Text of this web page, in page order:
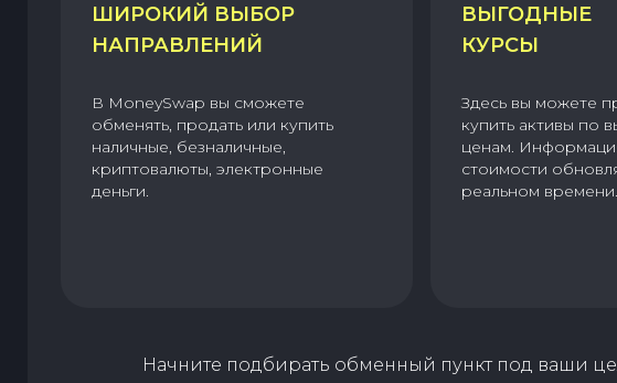
ШИРОКИЙ ВЫБОР
НАПРАВЛЕНИЙ
В MoneySwap вы сможете
обменять, продать или купить
наличные, безналичные,
криптовалюты, электронные
деньги.
ВЫГОДНЫЕ
КУРСЫ
Здесь вы можете
купить активы по
ценам.
стоимости
реальном времени.
Начните подбирать обменный пункт под ваши